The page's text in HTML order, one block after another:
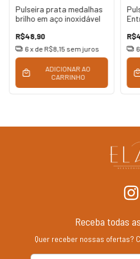
Pulseira prata medalhas
brilho em aço inoxidável
R$48,90
6x de R$8,15 sem juros
ADICIONAR AO
CARRINHO
6
Receba todas
Quer receber nossas ofertas?